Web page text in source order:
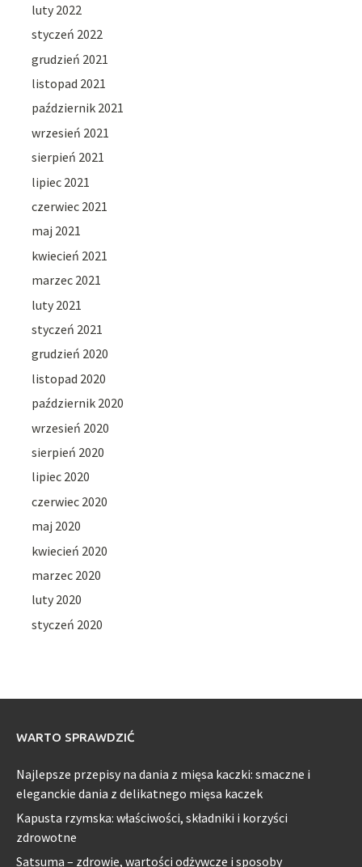
luty 2022
styczeń 2022
grudzień 2021
listopad 2021
październik 2021
wrzesień 2021
sierpień 2021
lipiec 2021
czerwiec 2021
maj 2021
kwiecień 2021
marzec 2021
luty 2021
styczeń 2021
grudzień 2020
listopad 2020
październik 2020
wrzesień 2020
sierpień 2020
lipiec 2020
czerwiec 2020
maj 2020
kwiecień 2020
marzec 2020
luty 2020
styczeń 2020
WARTO SPRAWDZIĆ
Najlepsze przepisy na dania z mięsa kaczki: smaczne i
eleganckie dania z delikatnego mięsa kaczek
Kapusta rzymska: właściwości, składniki i korzyści
zdrowotne
Satsuma – zdrowie, wartości odżywcze i sposoby